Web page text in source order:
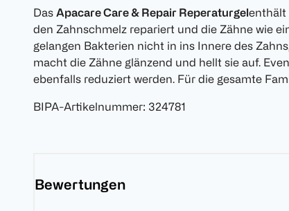
Das Apacare Care & Repair Reperaturgelenthält
den Zahnschmelz repariert und die Zähne wie
gelangen Bakterien nicht in ins Innere des
macht die Zähne glänzend und hellt sie auf.
ebenfalls reduziert werden. Für die gesamte
BIPA-Artikelnummer: 324781
Bewertungen